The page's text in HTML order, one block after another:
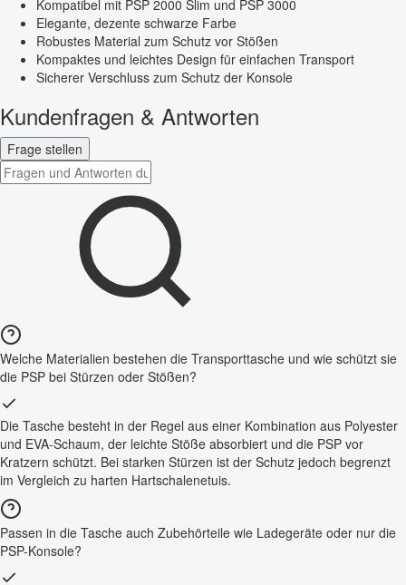
Kompatibel mit PSP 2000 Slim und PSP 3000
Elegante, dezente schwarze Farbe
Robustes Material zum Schutz vor Stößen
Kompaktes und leichtes Design für einfachen Transport
Sicherer Verschluss zum Schutz der Konsole
Kundenfragen & Antworten
Frage stellen
Welche Materialien bestehen die Transporttasche und wie schützt sie
die PSP bei Stürzen oder Stößen?
Die Tasche besteht in der Regel aus einer Kombination aus Polyester
und EVA-Schaum, der leichte Stöße absorbiert und die PSP vor
Kratzern schützt. Bei starken Stürzen ist der Schutz jedoch begrenzt
im Vergleich zu harten Hartschalenetuis.
Passen in die Tasche auch Zubehörteile wie Ladegeräte oder nur die
PSP-Konsole?